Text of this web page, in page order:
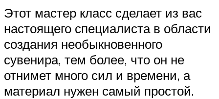
Этот мастер класс сделает из вас
настоящего специалиста в области
создания необыкновенного
сувенира, тем более, что он не
отнимет много сил и времени, а
материал нужен самый простой.